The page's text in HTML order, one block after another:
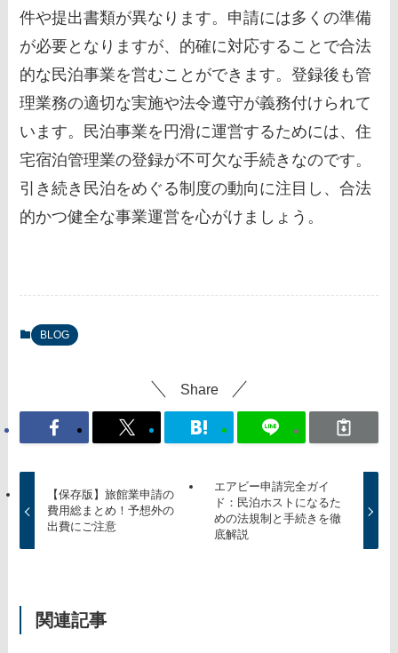
件や提出書類が異なります。申請には多くの準備
が必要となりますが、的確に対応することで合法
的な民泊事業を営むことができます。登録後も管
理業務の適切な実施や法令遵守が義務付けられて
います。民泊事業を円滑に運営するためには、住
宅宿泊管理業の登録が不可欠な手続きなのです。
引き続き民泊をめぐる制度の動向に注目し、合法
的かつ健全な事業運営を心がけましょう。
BLOG
Share
【保存版】旅館業申請の
費用総まとめ！予想外の
出費にご注意
エアビー申請完全ガイ
ド：民泊ホストになるた
めの法規制と手続きを徹
底解説
関連記事